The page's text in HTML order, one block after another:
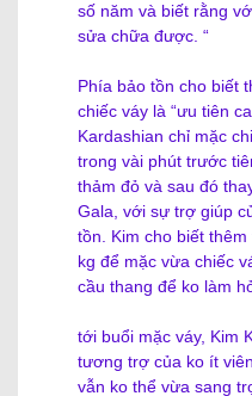
số năm và biết rằng
sửa chữa được. “
Phía bảo tồn cho biết
chiếc váy là “ưu tiên
Kardashian chỉ mặc
trong vài phút trước
thảm đỏ và sau đó
Gala, với sự trợ giúp
tồn. Kim cho biết
kg để mặc vừa chiếc
cầu thang để ko làm
tới buổi mặc váy, Kim
tương trợ của ko ít
vẫn ko thể vừa sang